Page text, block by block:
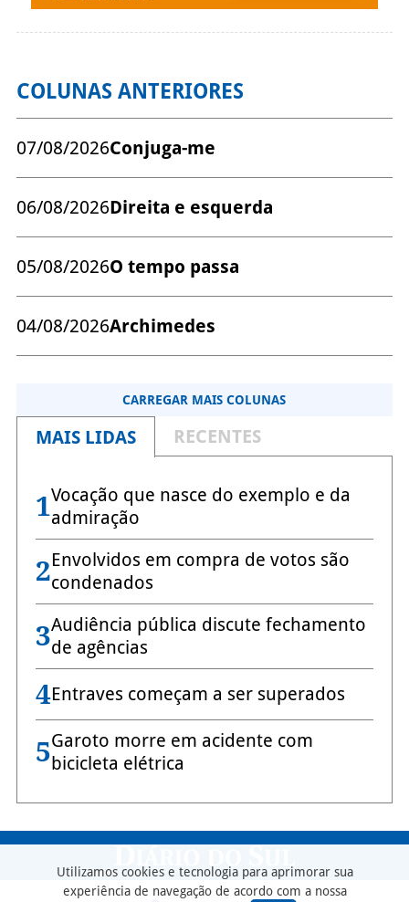
COLUNAS ANTERIORES
07/08/2026Conjuga-me
06/08/2026Direita e esquerda
05/08/2026O tempo passa
04/08/2026Archimedes
CARREGAR MAIS COLUNAS
MAIS LIDAS RECENTES
1Vocação que nasce do exemplo e da
admiração
2Envolvidos em compra de votos são
condenados
3Audiência pública discute fechamento
de agências
4Entraves começam a ser superados
5Garoto morre em acidente com
bicicleta elétrica
Utilizamos cookies e tecnologia para aprimorar sua
experiência de navegação de acordo com a nossa